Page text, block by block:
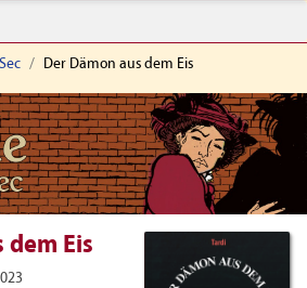
Der Dämon aus dem Eis
dem Eis